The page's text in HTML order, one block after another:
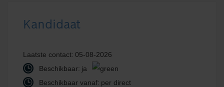
Kandidaat
Laatste contact: 05-08-2026
Beschikbaar: ja
Beschikbaar vanaf: per direct